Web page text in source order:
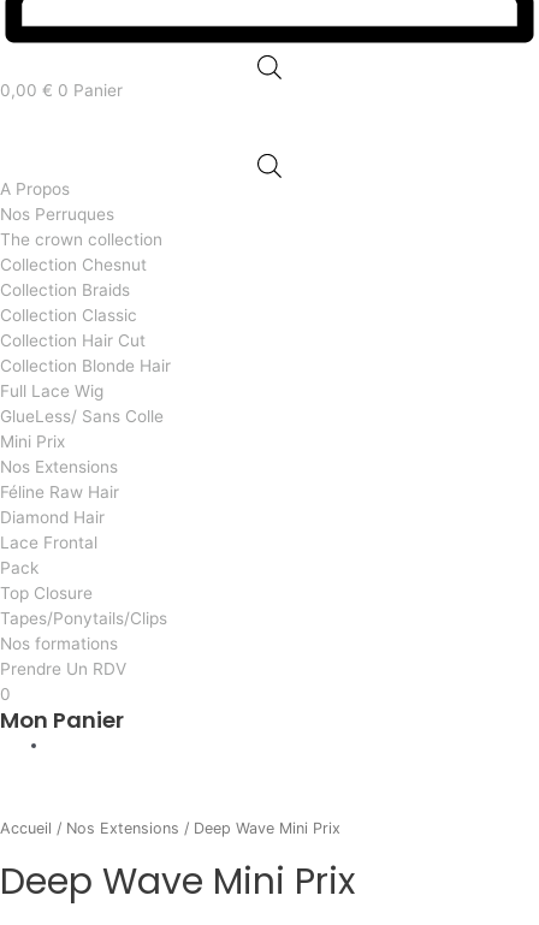
0,00 € 0 Panier
A Propos
Nos Perruques
The crown collection
Collection Chesnut
Collection Braids
Collection Classic
Collection Hair Cut
Collection Blonde Hair
Full Lace Wig
GlueLess/ Sans Colle
Mini Prix
Nos Extensions
Féline Raw Hair
Diamond Hair
Lace Frontal
Pack
Top Closure
Tapes/Ponytails/Clips
Nos formations
Prendre Un RDV
0
Mon Panier
Accueil / Nos Extensions / Deep Wave Mini Prix
Deep Wave Mini Prix
de
Wave
Mini